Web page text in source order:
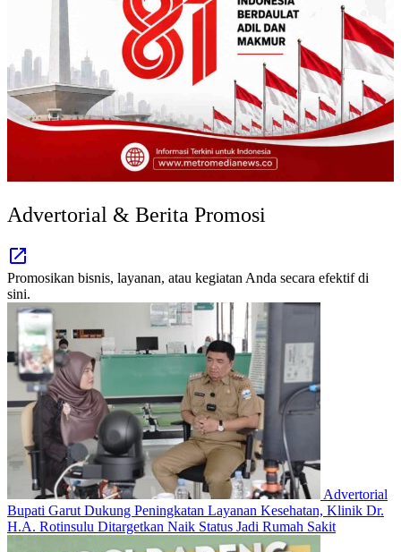
Advertorial & Berita Promosi
Promosikan bisnis, layanan, atau kegiatan Anda secara efektif di
sini.
Advertorial
Bupati Garut Dukung Peningkatan Layanan Kesehatan, Klinik Dr.
H.A. Rotinsulu Ditargetkan Naik Status Jadi Rumah Sakit